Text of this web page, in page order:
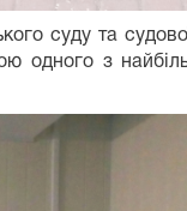
суду та
одного з